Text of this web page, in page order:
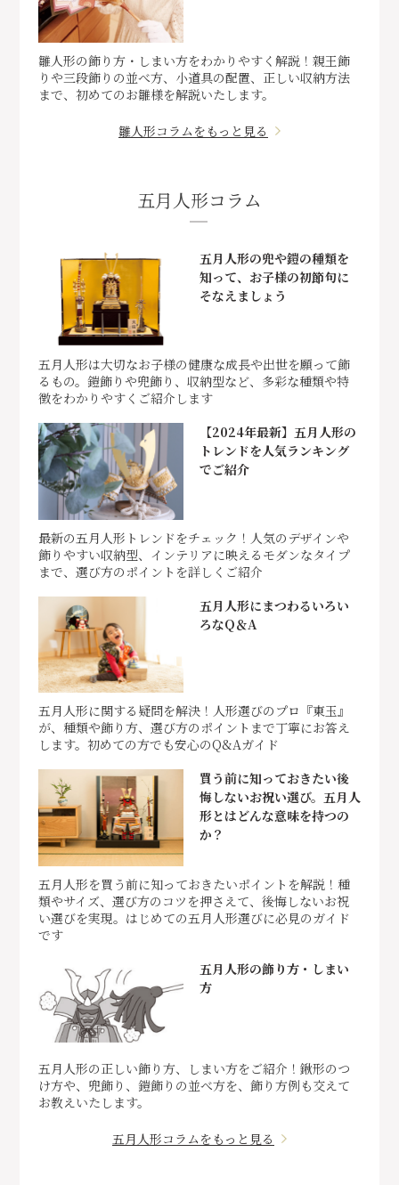
雛人形の飾り方・しまい方をわかりやすく解説！親王飾
りや三段飾りの並べ方、小道具の配置、正しい収納方法
まで、初めてのお雛様を解説いたします。
雛人形コラムをもっと見る
五月人形コラム
五月人形の兜や鎧の種類を
知って、お子様の初節句に
そなえましょう
五月人形は大切なお子様の健康な成長や出世を願って飾
るもの。鎧飾りや兜飾り、収納型など、多彩な種類や特
徴をわかりやすくご紹介します
【2024年最新】五月人形の
トレンドを人気ランキング
でご紹介
最新の五月人形トレンドをチェック！人気のデザインや
飾りやすい収納型、インテリアに映えるモダンなタイプ
まで、選び方のポイントを詳しくご紹介
五月人形にまつわるいろい
ろなQ＆A
五月人形に関する疑問を解決！人形選びのプロ『東玉』
が、種類や飾り方、選び方のポイントまで丁寧にお答え
します。初めての方でも安心のQ&Aガイド
買う前に知っておきたい後
悔しないお祝い選び。五月人
形とはどんな意味を持つの
か？
五月人形を買う前に知っておきたいポイントを解説！種
類やサイズ、選び方のコツを押さえて、後悔しないお祝
い選びを実現。はじめての五月人形選びに必見のガイド
です
五月人形の飾り方・しまい
方
五月人形の正しい飾り方、しまい方をご紹介！鍬形のつ
け方や、兜飾り、鎧飾りの並べ方を、飾り方例も交えて
お教えいたします。
五月人形コラムをもっと見る